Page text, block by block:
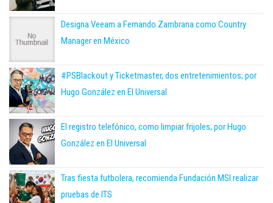
Designa Veeam a Fernando Zambrana como Country
Manager en México
#PSBlackout y Ticketmaster, dos entretenimientos; por
Hugo González en El Universal
El registro telefónico, como limpiar frijoles; por Hugo
González en El Universal
Tras fiesta futbolera, recomienda Fundación MSI realizar
pruebas de ITS